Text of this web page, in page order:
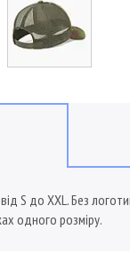
S до XXL. Без
одного розміру.